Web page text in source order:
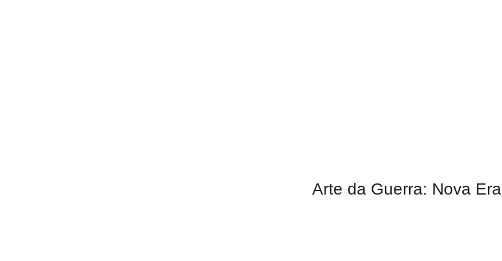
Arte da Guerra: Nova Era